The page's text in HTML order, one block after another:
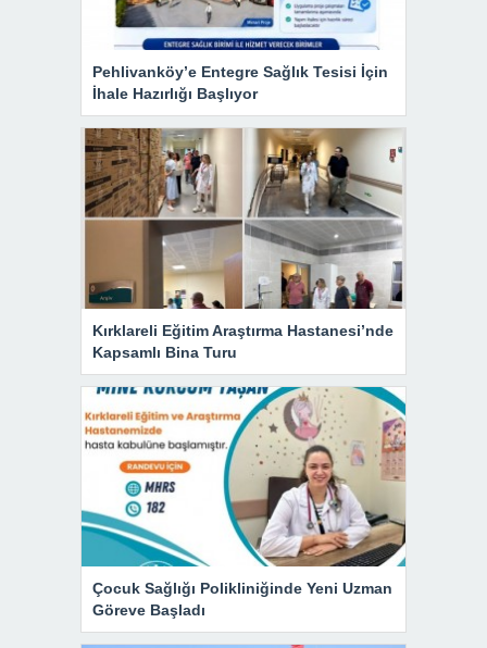
Pehlivanköy’e Entegre Sağlık Tesisi İçin
İhale Hazırlığı Başlıyor
Kırklareli Eğitim Araştırma Hastanesi’nde
Kapsamlı Bina Turu
Çocuk Sağlığı Polikliniğinde Yeni Uzman
Göreve Başladı